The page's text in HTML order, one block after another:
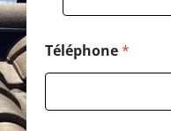
Téléphone*